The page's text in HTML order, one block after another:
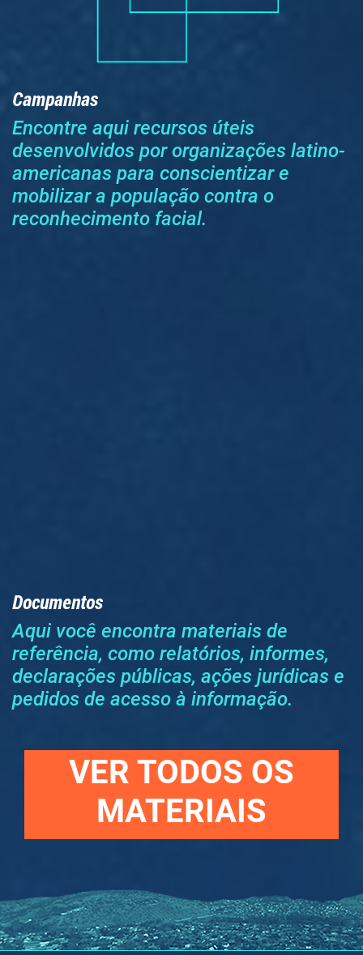
Campanhas
Encontre aqui recursos úteis
desenvolvidos por organizações latino-
americanas para conscientizar e
mobilizar a população contra o
reconhecimento facial.
Documentos
Aqui você encontra materiais de
referência, como relatórios, informes,
declarações públicas, ações jurídicas e
pedidos de acesso à informação.
VER TODOS OS
MATERIAIS